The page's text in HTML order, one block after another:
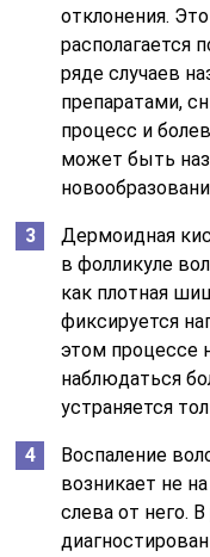
отклонения.
располагается
ряде случаев
препаратами,
процесс и
может быть
Дермоидная
в фолликуле
как плотная
фиксируется
этом процессе
наблюдаться
устраняется
Воспаление
возникает не
слева от него.